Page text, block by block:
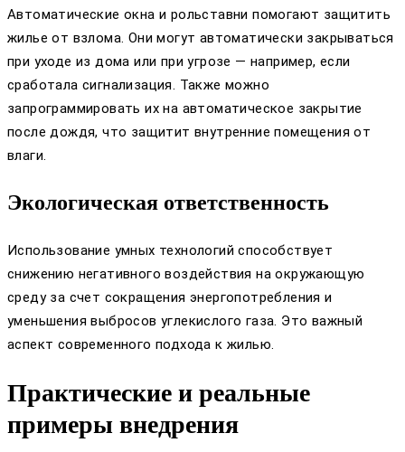
Автоматические окна и рольставни помогают защитить
жилье от взлома. Они могут автоматически закрываться
при уходе из дома или при угрозе — например, если
сработала сигнализация. Также можно
запрограммировать их на автоматическое закрытие
после дождя, что защитит внутренние помещения от
влаги.
Экологическая ответственность
Использование умных технологий способствует
снижению негативного воздействия на окружающую
среду за счет сокращения энергопотребления и
уменьшения выбросов углекислого газа. Это важный
аспект современного подхода к жилью.
Практические и реальные
примеры внедрения